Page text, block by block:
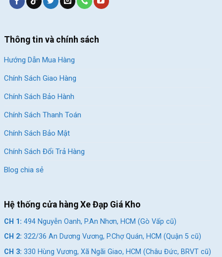
[table id=95 /]
SKU: City200
Thông tin và chính sách
Hướng Dẫn Mua Hàng
Chính Sách Giao Hàng
Chính Sách Bảo Hành
Chính Sách Thanh Toán
Chính Sách Bảo Mật
Chính Sách Đổi Trả Hàng
Blog chia sẻ
Hệ thống cửa hàng Xe Đạp Giá Kho
CH 1: 494 Nguyễn Oanh, P.An Nhơn, HCM (Gò Vấp cũ)
CH 2: 322/36 An Dương Vương, P.Chợ Quán, HCM (Quận 5 cũ)
CH 3: 330 Hùng Vương, Xã Ngãi Giao, HCM (Châu Đức, BRVT cũ)